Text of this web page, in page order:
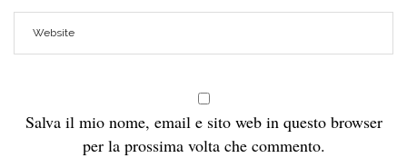
Salva il mio nome, email e sito web in questo browser
per la prossima volta che commento.